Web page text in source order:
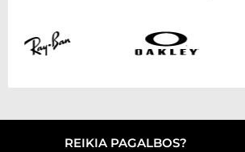
REIKIA PAGALBOS?